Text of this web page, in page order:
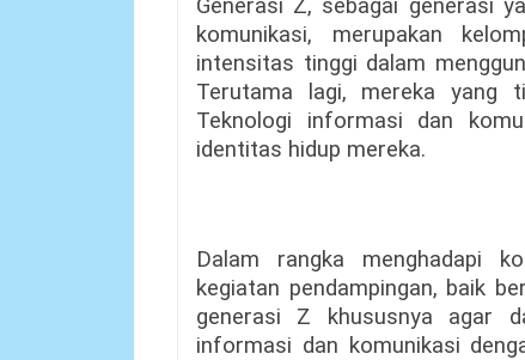
Generasi Z, sebagai generasi
komunikasi, merupakan
intensitas tinggi dalam
Terutama lagi, mereka yang
Teknologi informasi dan
identitas hidup mereka.
Dalam rangka menghadapi
kegiatan pendampingan, baik
generasi Z khususnya agar
informasi dan komunikasi